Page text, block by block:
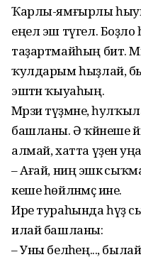
Ҡарлы-ямғырлы
еңел эш түгел. Боҙло
таҙартмайһың бит.
ҡулдарым һыҙлай,
эштән ҡыуаһың.
Мәрзиә түҙмәне,
башланы. Ә ҡәйнеше
алмай, хатта үҙенә
– Ағай, ниңә эшкә
кеше һөйләнмәҫ ине.
Ире тураһында һүҙ
илай башланы:
– Уны беләһең...,